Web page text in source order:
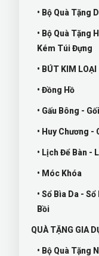
• Bộ Quà Tặng
• Bộ Quà Tặng
Kém Túi Đựng
• BÚT KIM
• Đồng Hồ
• Gấu Bông -
• Huy Chương -
• Lịch Để Bàn -
• Móc Khóa
• Sổ Bìa Da -
Bồi
QUÀ TẶNG GIA
• Bộ Quà Tặng